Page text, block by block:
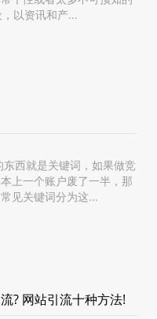
以资讯和产...
西就是关键词，如果做竞
上一个账户废了一半，那
见关键词分为这...
? 网站引流十种方法!